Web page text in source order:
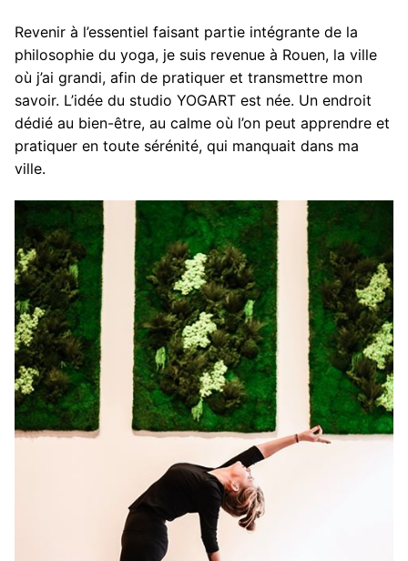
Revenir à l’essentiel faisant partie intégrante de la
philosophie du yoga, je suis revenue à Rouen, la ville
où j’ai grandi, afin de pratiquer et transmettre mon
savoir. L’idée du studio YOGART est née. Un endroit
dédié au bien-être, au calme où l’on peut apprendre et
pratiquer en toute sérénité, qui manquait dans ma
ville.